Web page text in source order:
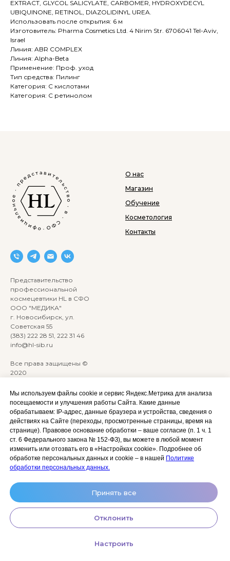
Мы используем файлы cookie и сервис Яндекс.Метрика для анализа
посещаемости и улучшения работы Сайта. Какие данные
обрабатываем: IP‑адрес, данные браузера и устройства, сведения о
действиях на Сайте (переходы, просмотренные страницы, время на
странице). Правовое основание обработки – ваше согласие (п. 1 ч. 1
ст. 6 Федерального закона № 152‑ФЗ), вы можете в любой момент
изменить или отозвать его в «Настройках cookie». Подробнее об
обработке персональных данных и cookie – в нашей Политике
обработки персональных данных.
Принять все
Отклонить
Настроить
EXTRACT, GLYCOL SALICYLATE, CARBOMER, HYDROXYDECYL
UBIQUINONE, RETINOL, DIAZOLIDINYL UREA.
Использовать после открытия: 6 м
Изготовитель: Pharma Cosmetics Ltd. 4 Nirim Str. 6706041 Tel-Aviv,
Israel
Линия: ABR COMPLEX
Линия: Alpha-Beta
Применение: Проф. уход
Тип средства: Пилинг
Категория: С кислотами
Категория: С ретинолом
Представительство
профессиональной
космецевтики HL в СФО
ООО "МЕДИКА"
г. Новосибирск, ул.
Советская 55
(383) 222 28 51, 222 31 46
info@hl-sib.ru
Все права защищены ©
2020
ANKRYONK
О нас
Магазин
Обучение
Косметология
Контакты
Акции и скидки
Оплата, доставка и возврат
Сотрудничество
Личный кабинет (Обучение)
Политика
конфиденциальности
Согласие на обработку
персональных данных
космецевтики